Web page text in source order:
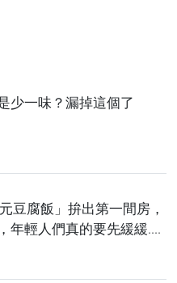
少一味？漏掉這個了
豆腐飯」拚出第一間房，
年輕人們真的要先緩緩....